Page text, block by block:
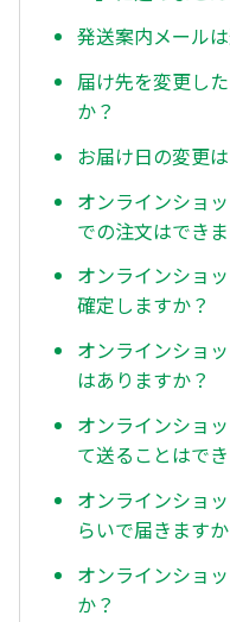
発送案内メール
届け先を変更し
か？
お届け日の変更
オンラインショ
での注文はでき
オンラインショ
確定しますか？
オンラインショ
はありますか？
オンラインショ
て送ることはで
オンラインショ
らいで届きますか
オンラインショ
か？